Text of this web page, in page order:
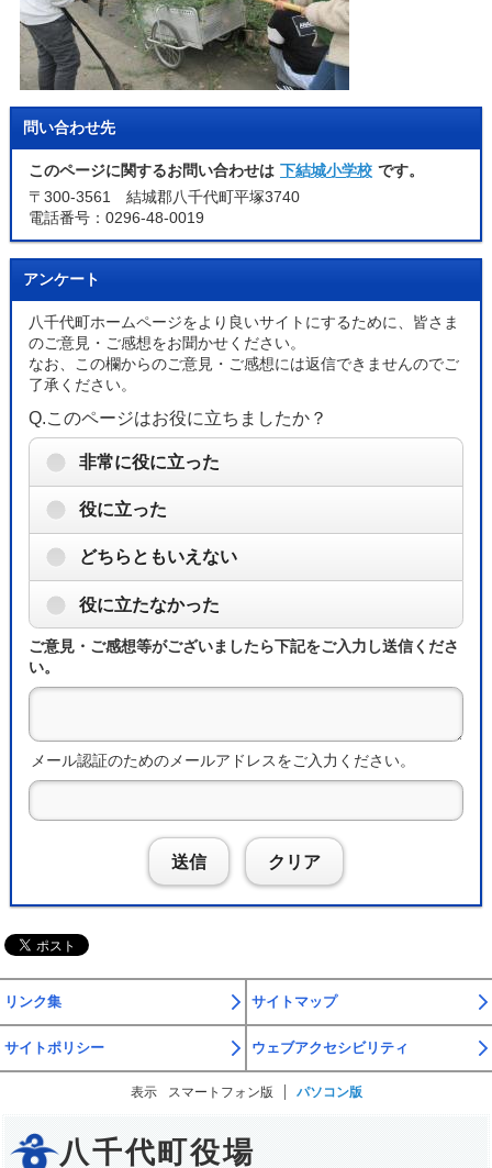
問い合わせ先
このページに関するお問い合わせは 下結城小学校 です。
〒300-3561 結城郡八千代町平塚3740
電話番号：0296-48-0019
アンケート
八千代町ホームページをより良いサイトにするために、皆さま
のご意見・ご感想をお聞かせください。
なお、この欄からのご意見・ご感想には返信できませんのでご
了承ください。
Q.このページはお役に立ちましたか？
非常に役に立った
役に立った
どちらともいえない
役に立たなかった
ご意見・ご感想等がございましたら下記をご入力し送信くださ
い。
メール認証のためのメールアドレスをご入力ください。
送信 クリア
リンク集 サイトマップ
サイトポリシー ウェブアクセシビリティ
表示 スマートフォン版 パソコン版
八千代町役場